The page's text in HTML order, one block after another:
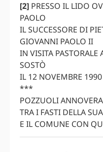
[2] PRESSO IL LIDO
PAOLO
IL SUCCESSORE DI
GIOVANNI PAOLO II
IN VISITA PASTORALE
SOSTÒ
IL 12 NOVEMBRE 1990
***
POZZUOLI ANNOVERA
TRA I FASTI DELLA
E IL COMUNE CON